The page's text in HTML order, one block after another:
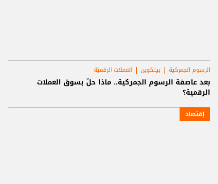
الرسوم الجمركية بيتكوين العملات الرقميّة
بعد عاصفة الرسوم الجمركية.. ماذا حلّ بسوق العملات
الرقمية؟
إقتصاد